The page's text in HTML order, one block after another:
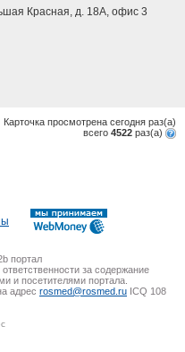
Красная, д. 18А, офис 3
Карточка просмотрена сегодня раз(a)
всего 4522 раз(a)
портал
за содержание
и посетителями портала.
адрес rosmed@rosmed.ru ICQ 108